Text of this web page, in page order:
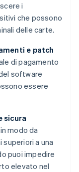
i
che possono
delle carte.
e patch
di pagamento
software
essere
sicura
modo da
superiori a una
puoi impedire
elevato nel